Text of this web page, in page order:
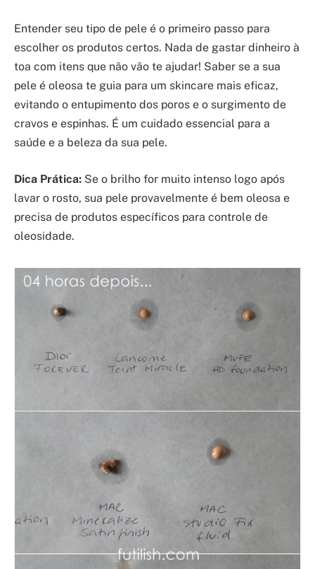
Entender seu tipo de pele é o primeiro passo para
escolher os produtos certos. Nada de gastar dinheiro à
toa com itens que não vão te ajudar! Saber se a sua
pele é oleosa te guia para um skincare mais eficaz,
evitando o entupimento dos poros e o surgimento de
cravos e espinhas. É um cuidado essencial para a
saúde e a beleza da sua pele.
Dica Prática: Se o brilho for muito intenso logo após
lavar o rosto, sua pele provavelmente é bem oleosa e
precisa de produtos específicos para controle de
oleosidade.